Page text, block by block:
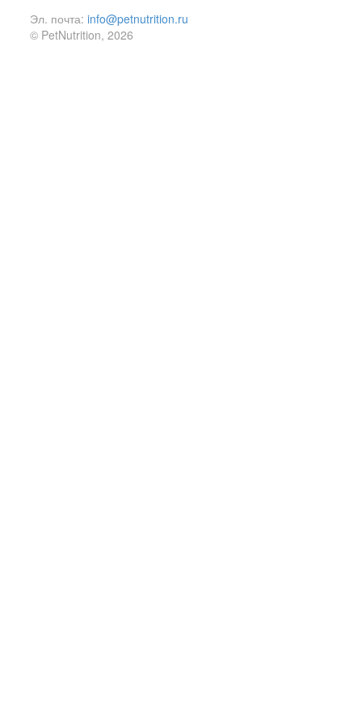
Эл. почта: info@petnutrition.ru
© PetNutrition, 2026